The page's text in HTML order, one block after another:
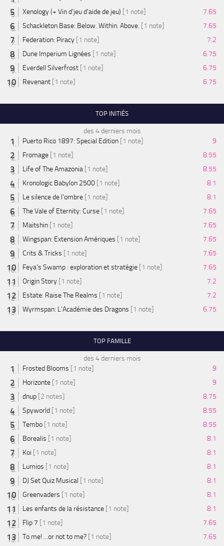
Xenology (+ Vin d'jeu d'aide de jeu) [1 note]
7.65
Schackleton Base: Below. Within. Above. [1 note]
7.65
Federation: Piracy [1 note]
7.2
Dune Imperium Lignées [1 note]
6.75
Everdell Silverfrost [1 note]
6.75
Revenant [1 note] 6.75
TOP INITIÉS
des 4 derniers mois
Puerto Rico 1897: Special Edition [1 note]
9
Fromage [1 note]
8.55
Life of The Amazonia [1 note]
8.55
Kronologic Babylon 2500 [1 note]
8.1
Le silence de l'ombre [1 note]
8.1
The Vale of Eternity: Curse [1 note]
7.65
Maitshin [1 note]
7.65
Wingspan: Extension Amériques [1 note]
7.65
Crits & Tricks [1 note]
7.65
Feya’s Swamp : exploration et stratégie [1 note]
7.65
Origin Story [1 note]
7.2
Estate: Raise The Realms [1 note]
7.2
Wyrmspan: L'Académie des Dragons [1 note] 6.75
TOP FAMILLE
des 4 derniers mois
Frosted Blooms [1 note]
9
Horizonte [1 note]
9
dnup [2 notes]
8.75
Spyworld [1 note]
8.55
Tembo [1 note]
8.55
Borealis [1 note]
8.1
Koi [1 note]
8.1
Lumios [1 note]
8.1
DJ Set Quiz Musical [1 note]
8.1
Greenvaders [1 note]
8.1
Les enfants de la résistance [1 note]
8.1
Flip 7 [1 note]
7.65
To me! ...or not to me? [1 note]
7.65